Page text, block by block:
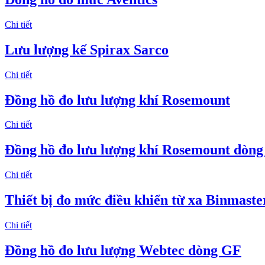
Chi tiết
Lưu lượng kế Spirax Sarco
Chi tiết
Đồng hồ đo lưu lượng khí Rosemount
Chi tiết
Đồng hồ đo lưu lượng khí Rosemount dòng
Chi tiết
Thiết bị đo mức điều khiển từ xa
Chi tiết
Đồng hồ đo lưu lượng Webtec dòng GF